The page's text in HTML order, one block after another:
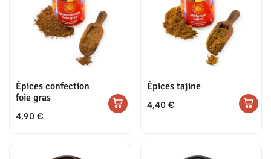
Épices confection
foie gras
4,90 €
Épices tajine
4,40 €